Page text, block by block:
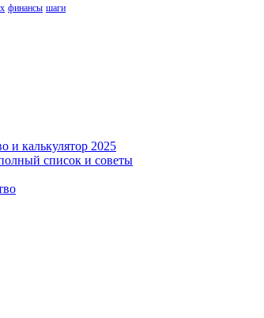
финансы шаги
и калькулятор 2025
список и советы